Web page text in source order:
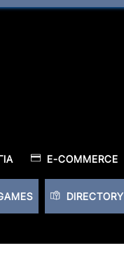
E-COMMERCE
DIRECTORY